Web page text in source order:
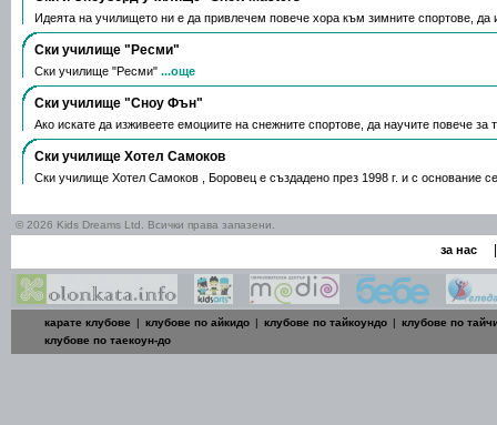
Идеята на училището ни е да привлечем повече хора към зимните спортове,
Ски училище "Ресми"
Ски училище "Ресми" ...още
Ски училище "Сноу Фън"
Ако искате да изживеете емоциите на снежните спортове, да научите повече за
Ски училище Хотел Самоков
Ски училище Хотел Самоков , Боровец е създадено през 1998 г. и с основание
© 2026 Kids Dreams Ltd. Всички права запазени.
за нас
карате клубове | клубове по айкидо | клубове по тайкоундо | клубове по
клубове по таекоун-до